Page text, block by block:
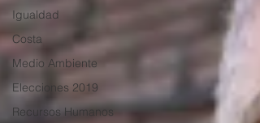
Igualdad
Costa
Medio Ambiente
Elecciones 2019
Recursos Humanos